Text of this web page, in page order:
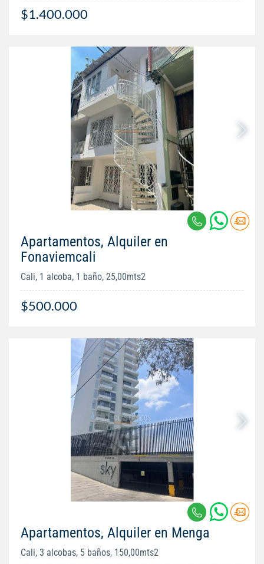
$1.400.000
Apartamentos, Alquiler en
Fonaviemcali
Cali, 1 alcoba, 1 baño, 25,00mts2
$500.000
Apartamentos, Alquiler en Menga
Cali, 3 alcobas, 5 baños, 150,00mts2